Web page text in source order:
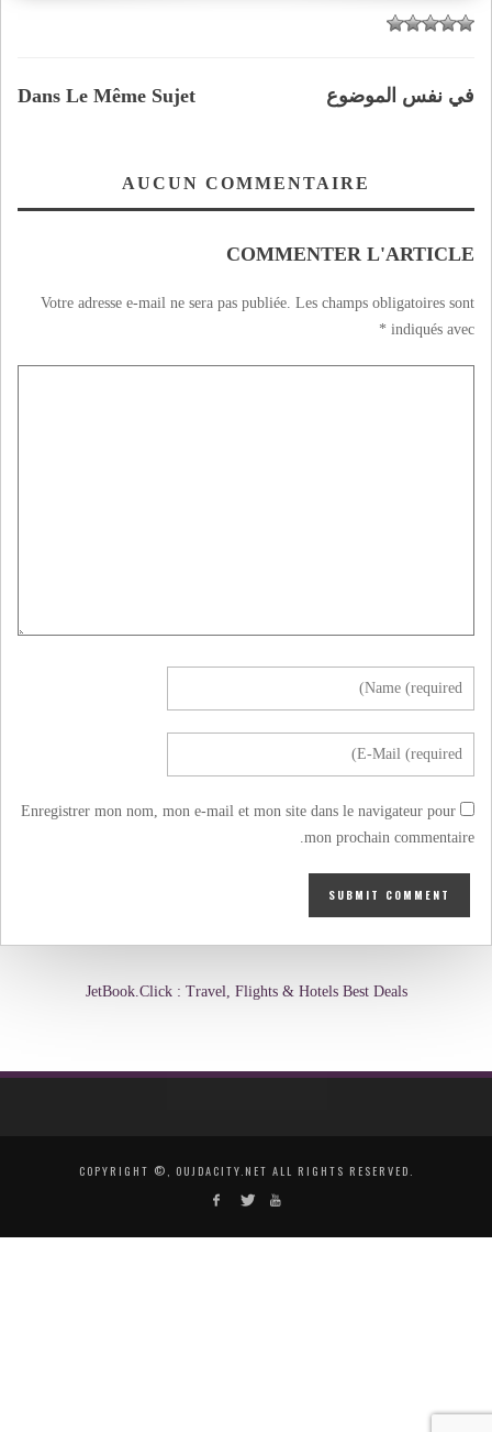
Dans Le Même Sujet في نفس الموضوع
AUCUN COMMENTAIRE
COMMENTER L'ARTICLE
Votre adresse e-mail ne sera pas publiée. Les champs obligatoires sont
indiqués avec
*
Enregistrer mon nom, mon e-mail et mon site dans le navigateur pour
mon prochain commentaire.
JetBook.Click : Travel, Flights & Hotels Best Deals
COPYRIGHT ©, OUJDACITY.NET ALL RIGHTS RESERVED.